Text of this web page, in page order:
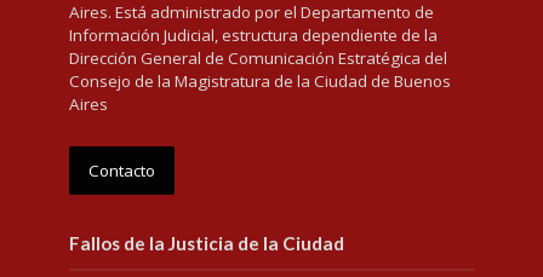
Aires. Está administrado por el Departamento de
Información Judicial, estructura dependiente de la
Dirección General de Comunicación Estratégica del
Consejo de la Magistratura de la Ciudad de Buenos
Aires
Contacto
Fallos de la Justicia de la Ciudad